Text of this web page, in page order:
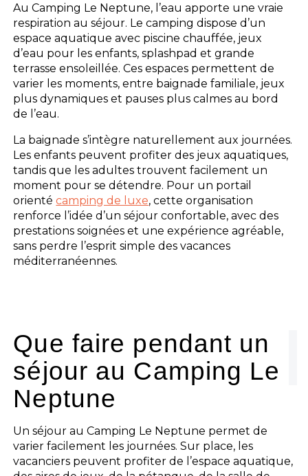
Au Camping Le Neptune, l’eau apporte une vraie
respiration au séjour. Le camping dispose d’un
espace aquatique avec piscine chauffée, jeux
d’eau pour les enfants, splashpad et grande
terrasse ensoleillée. Ces espaces permettent de
varier les moments, entre baignade familiale, jeux
plus dynamiques et pauses plus calmes au bord
de l’eau.
La baignade s’intègre naturellement aux journées.
Les enfants peuvent profiter des jeux aquatiques,
tandis que les adultes trouvent facilement un
moment pour se détendre. Pour un portail
orientécamping de luxe, cette organisation
renforce l’idée d’un séjour confortable, avec des
prestations soignées et une expérience agréable,
sans perdre l’esprit simple des vacances
méditerranéennes.
Que faire pendant un
séjour au Camping Le
Neptune
Un séjour au Camping Le Neptune permet de
varier facilement les journées. Sur place, les
vacanciers peuvent profiter de l’espace aquatique,